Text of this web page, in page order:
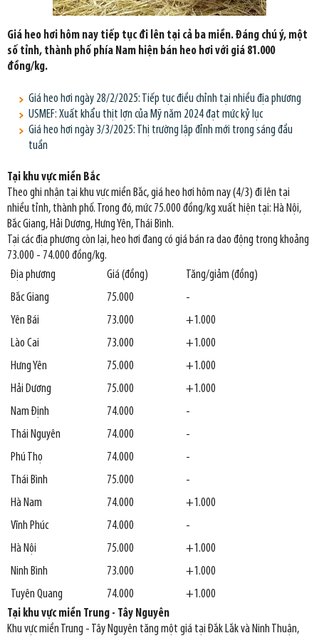
Giá heo hơi hôm nay tiếp tục đi lên tại cả ba miền. Đáng chú ý, một
số tỉnh, thành phố phía Nam hiện bán heo hơi với giá 81.000
đồng/kg.
Giá heo hơi ngày 28/2/2025: Tiếp tục điều chỉnh tại nhiều địa phương
USMEF: Xuất khẩu thịt lợn của Mỹ năm 2024 đạt mức kỷ lục
Giá heo hơi ngày 3/3/2025: Thị trường lập đỉnh mới trong sáng đầu
tuần
Tại khu vực miền Bắc
Theo ghi nhận tại khu vực miền Bắc, giá heo hơi hôm nay (4/3) đi lên tại
nhiều tỉnh, thành phố. Trong đó, mức 75.000 đồng/kg xuất hiện tại: Hà Nội,
Bắc Giang, Hải Dương, Hưng Yên, Thái Bình.
Tại các địa phương còn lại, heo hơi đang có giá bán ra dao động trong khoảng
73.000 - 74.000 đồng/kg.
Địa phương
Giá (đồng)
Tăng/giảm (đồng)
Bắc Giang
75.000
-
Yên Bái
73.000
+1.000
Lào Cai
73.000
+1.000
Hưng Yên
75.000
+1.000
Hải Dương
75.000
+1.000
Nam Định
74.000
-
Thái Nguyên
74.000
-
Phú Thọ
74.000
-
Thái Bình
75.000
-
Hà Nam
74.000
+1.000
Vĩnh Phúc
74.000
-
Hà Nội
75.000
+1.000
Ninh Bình
73.000
+1.000
Tuyên Quang
74.000
+1.000
Tại khu vực miền Trung - Tây Nguyên
Khu vực miền Trung - Tây Nguyên tăng một giá tại Đắk Lắk và Ninh Thuận,